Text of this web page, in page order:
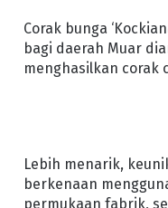
Corak bunga
bagi daerah Muar
menghasilkan corak
Lebih menarik,
berkenaan
permukaan fabrik,